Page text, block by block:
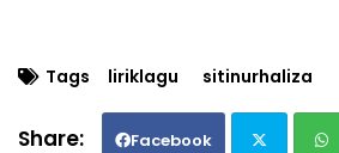
Tags liriklagu sitinurhaliza
Facebook